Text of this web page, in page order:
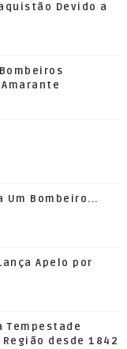
Devido a
Um Bombeiro...
Apelo por
Tempestade
desde 1842